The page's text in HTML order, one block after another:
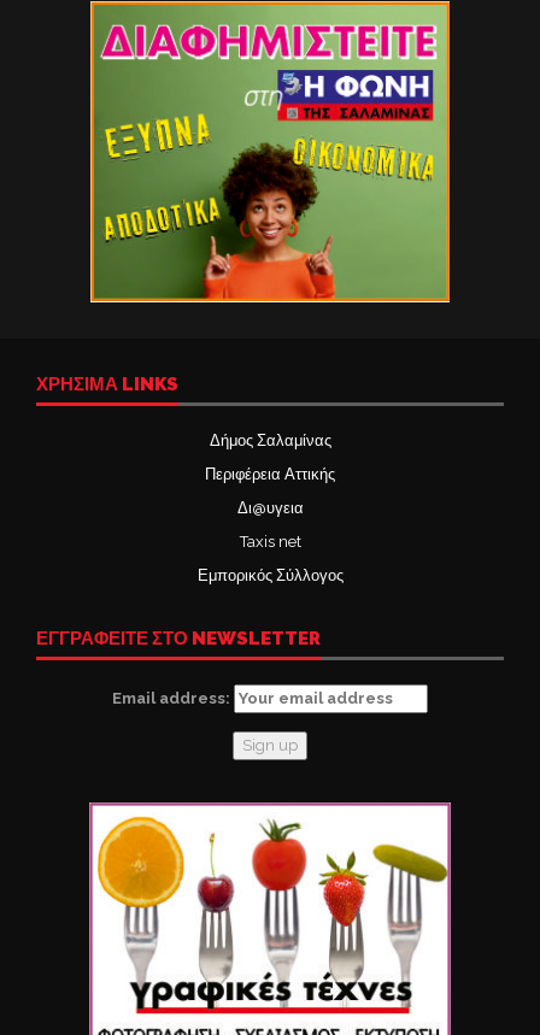
ΧΡΉΣΙΜΑ LINKS
Δήμος Σαλαμίνας
Περιφέρεια Αττικής
Δι@υγεια
Taxis net
Εμπορικός Σύλλογος
ΕΓΓΡΑΦΕΙΤΕ ΣΤΟ NEWSLETTER
Email address: